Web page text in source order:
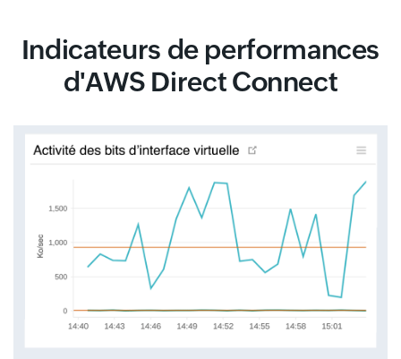
Indicateurs de performances
d'AWS Direct Connect